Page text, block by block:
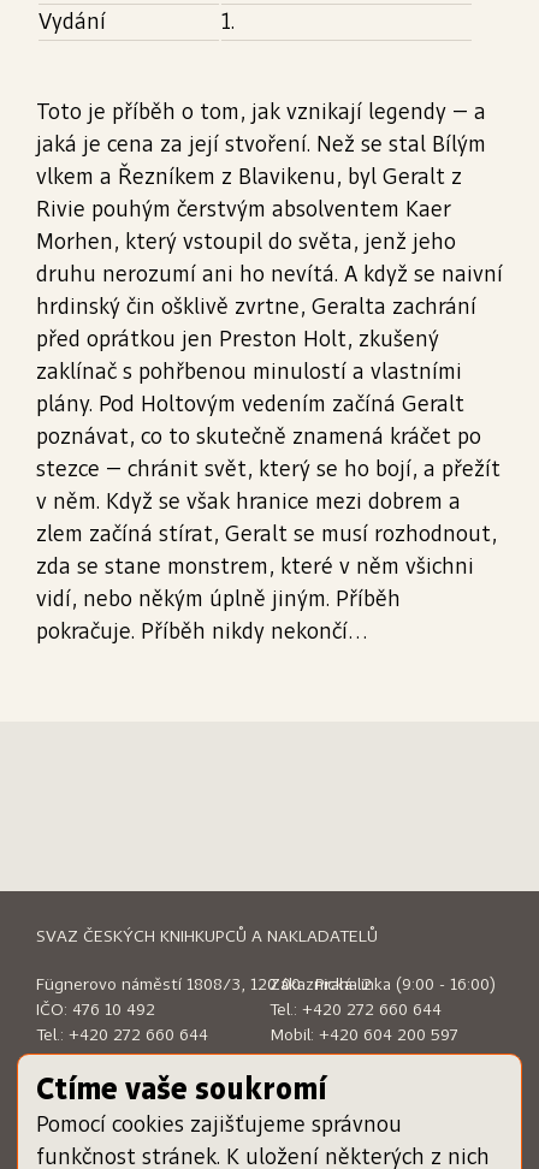
Vydání
1.
Toto je příběh o tom, jak vznikají legendy – a
jaká je cena za její stvoření. Než se stal Bílým
vlkem a Řezníkem z Blavikenu, byl Geralt z
Rivie pouhým čerstvým absolventem Kaer
Morhen, který vstoupil do světa, jenž jeho
druhu nerozumí ani ho nevítá. A když se naivní
hrdinský čin ošklivě zvrtne, Geralta zachrání
před oprátkou jen Preston Holt, zkušený
zaklínač s pohřbenou minulostí a vlastními
plány. Pod Holtovým vedením začíná Geralt
poznávat, co to skutečně znamená kráčet po
stezce – chránit svět, který se ho bojí, a přežít
v něm. Když se však hranice mezi dobrem a
zlem začíná stírat, Geralt se musí rozhodnout,
zda se stane monstrem, které v něm všichni
vidí, nebo někým úplně jiným. Příběh
pokračuje. Příběh nikdy nekončí...
SVAZ ČESKÝCH KNIHKUPCŮ A NAKLADATELŮ
Fügnerovo náměstí 1808/3, 120 00 Praha 2
IČO: 476 10 492
Tel.: +420 272 660 644
E-mail:sckn@sckn.cz
Zákaznická linka (9:00 - 16:00)
Tel.: +420 272 660 644
Mobil: +420 604 200 597
E-mail:info@dameknihu.cz
MENU ODKAZY
Ctíme vaše soukromí
Pomocí cookies zajišťujeme správnou
funkčnost stránek. K uložení některých z nich